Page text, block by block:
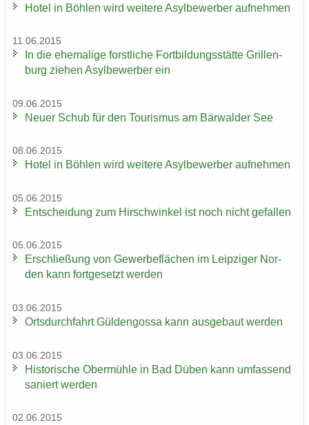
Hotel in Böh­len wird wei­te­re Asyl­be­wer­ber auf­neh­men
11.06.2015
In die ehe­ma­li­ge forst­li­che Fort­bil­dungs­stät­te Gril­len­
burg zie­hen Asyl­be­wer­ber ein
09.06.2015
Neuer Schub für den Tou­ris­mus am Bär­wal­der See
08.06.2015
Hotel in Böh­len wird wei­te­re Asyl­be­wer­ber auf­neh­men
05.06.2015
Ent­schei­dung zum Hirsch­win­kel ist noch nicht ge­fal­len
05.06.2015
Er­schlie­ßung von Ge­wer­be­flä­chen im Leip­zi­ger Nor­
den kann fort­ge­setzt wer­den
03.06.2015
Orts­durch­fahrt Gül­den­gos­sa kann aus­ge­baut wer­den
03.06.2015
His­to­ri­sche Ober­müh­le in Bad Düben kann um­fas­send
sa­niert wer­den
02.06.2015